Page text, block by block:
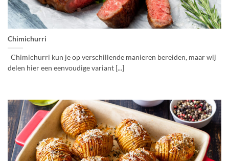
Chimichurri
Chimichurri kun je op verschillende manieren bereiden, maar wij
delen hier een eenvoudige variant [...]